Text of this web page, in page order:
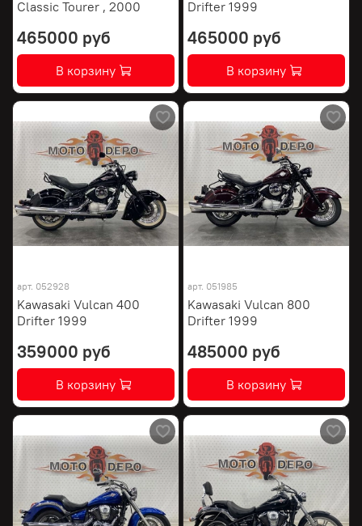
Classic Tourer , 2000
465000 руб
В корзину
Drifter 1999
465000 руб
В корзину
арт. 052928
Kawasaki Vulcan 400
Drifter 1999
359000 руб
В корзину
арт. 051985
Kawasaki Vulcan 800
Drifter 1999
485000 руб
В корзину